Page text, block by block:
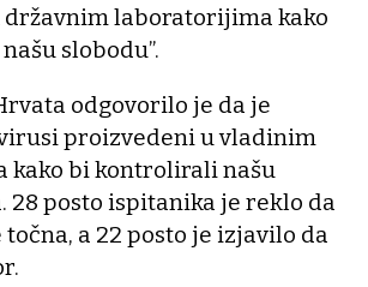
laboratorijima kako
slobodu”.
odgovorilo je da je
proizvedeni u vladinim
kako bi kontrolirali našu
28 posto ispitanika je reklo da
a 22 posto je izjavilo da